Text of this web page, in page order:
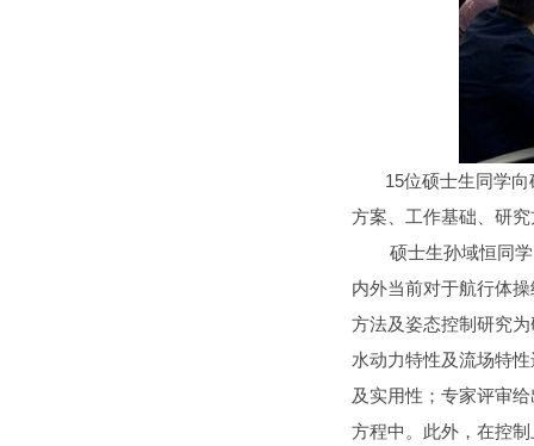
15位硕士生同学
方案、工作基础、研
硕士生孙域恒同学的
内外当前对于航行体
方法及姿态控制研究
水动力特性及流场特
及实用性；专家评审
方程中。此外，在控